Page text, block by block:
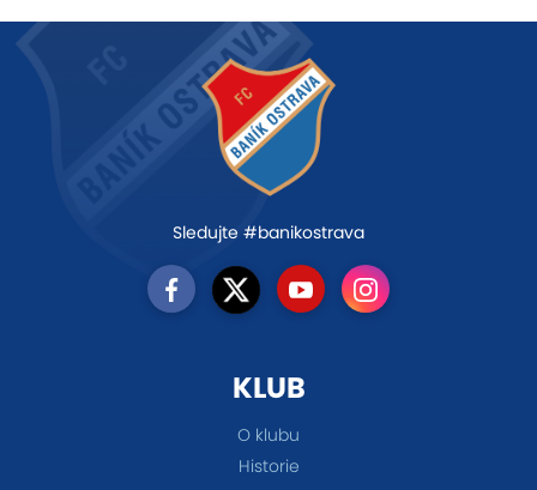
Sledujte #banikostrava
KLUB
O klubu
Historie